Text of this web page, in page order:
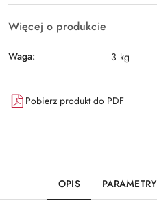
Więcej o produkcie
Waga: 3 kg
Pobierz produkt do PDF
OPIS PARAMETRY